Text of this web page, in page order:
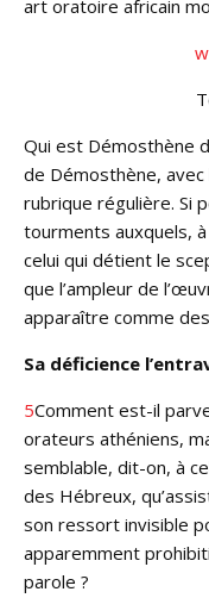
art oratoire africain
Qui est Démosthène
de Démosthène,
rubrique régulière. Si
tourments auxquels,
celui qui détient le
que l’ampleur de
apparaître comme
Sa déficience
5Comment est-il
orateurs athéniens,
semblable, dit-on, à
des Hébreux,
son ressort invisible
apparemment
parole ?